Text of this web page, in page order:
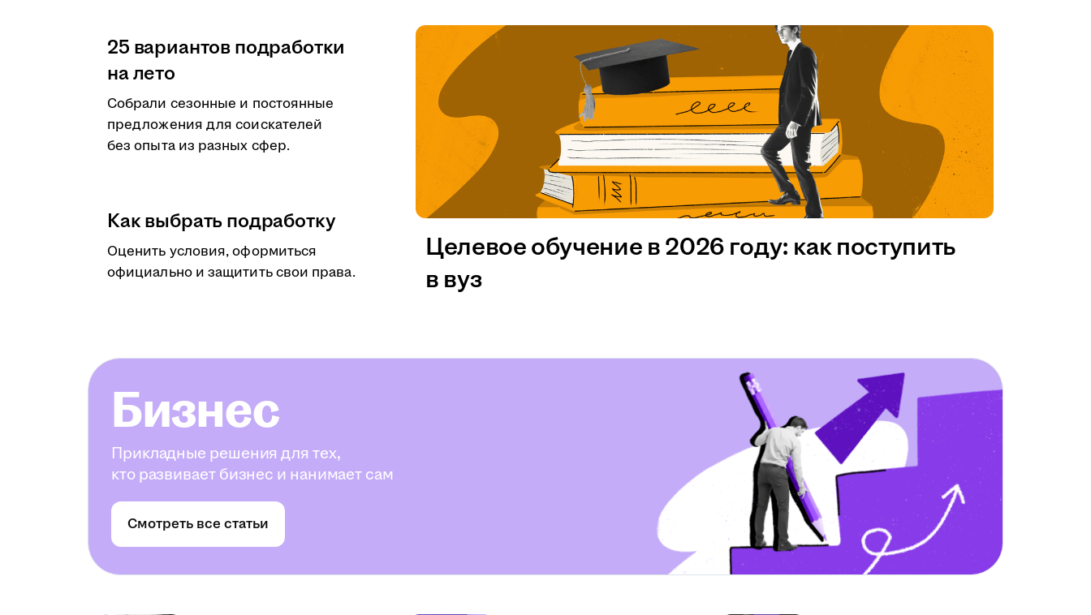
25 вариантов подработки
на лето
Собрали сезонные и постоянные
предложения для соискателей
без опыта из разных сфер.
Как выбрать подработку
Оценить условия, оформиться
официально и защитить свои права.
Целевое обучение в 2026 году: как поступить
в вуз
Бизнес
Прикладные решения для тех,
кто развивает бизнес и нанимает сам
Смотреть все статьи